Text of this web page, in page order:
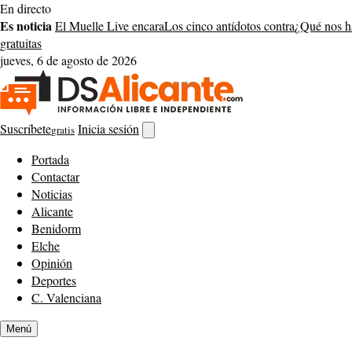
Saltar
al
contenido
En directo
Es noticiaEl Muelle Live encaraLos cinco antídotos contra¿Qué nos
gratuitas
jueves, 6 de agosto de 2026
Suscríbetegratis Inicia sesión
buscador
Portada
Contactar
Noticias
Alicante
Benidorm
Elche
Opinión
Deportes
C. Valenciana
Menú